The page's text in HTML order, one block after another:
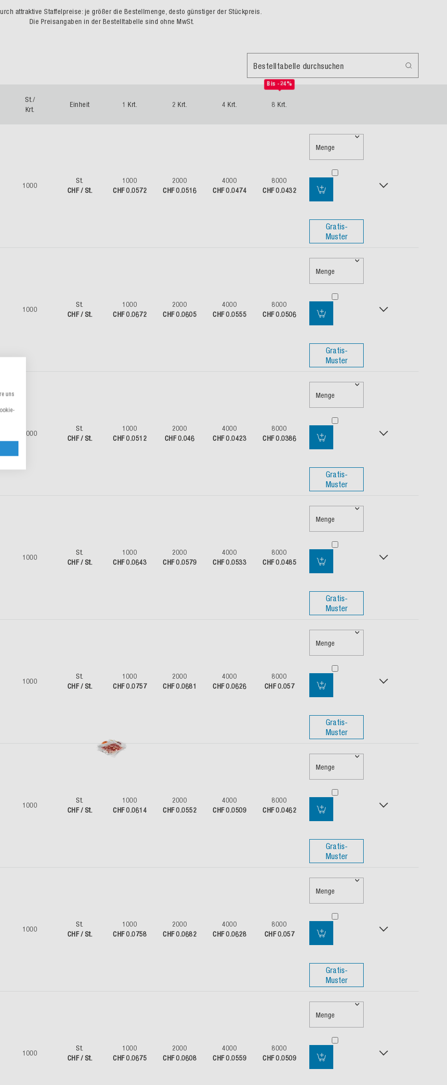
attraktive Staffelpreise: je größer die Bestellmenge, desto günstiger der Stückpreis.
Die Preisangaben in der Bestelltabelle sind ohne MwSt.
Bestelltabelle durchsuchen
St./
Krt.
Einheit 1 Krt. 2 Krt. 4 Krt.
Bis -24%
8 Krt.
1000
St.
CHF / St.
1000
CHF 0.0572
2000
CHF 0.0516
4000
CHF 0.0474
8000
CHF 0.0432
Menge
Gratis-
Muster
1000
St.
CHF / St.
1000
CHF 0.0672
2000
CHF 0.0605
4000
CHF 0.0555
8000
CHF 0.0506
Menge
Gratis-
Muster
1000
St.
CHF / St.
1000
CHF 0.0512
2000
CHF 0.046
4000
CHF 0.0423
8000
CHF 0.0386
Menge
Gratis-
Muster
1000
St.
CHF / St.
1000
CHF 0.0643
2000
CHF 0.0579
4000
CHF 0.0533
8000
CHF 0.0485
Menge
Gratis-
Muster
1000
St.
CHF / St.
1000
CHF 0.0757
2000
CHF 0.0681
4000
CHF 0.0626
8000
CHF 0.057
Menge
Gratis-
Muster
1000
St.
CHF / St.
1000
CHF 0.0614
2000
CHF 0.0552
4000
CHF 0.0509
8000
CHF 0.0462
Menge
Gratis-
Muster
1000
St.
CHF / St.
1000
CHF 0.0758
2000
CHF 0.0682
4000
CHF 0.0628
8000
CHF 0.057
Menge
Gratis-
Muster
1000
St.
CHF / St.
1000
CHF 0.0675
2000
CHF 0.0608
4000
CHF 0.0559
8000
CHF 0.0509
Menge
uns